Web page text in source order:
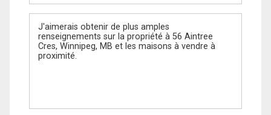
Message